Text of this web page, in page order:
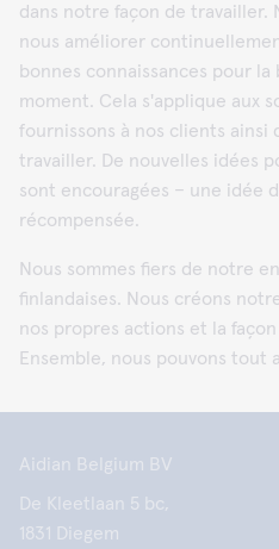
dans notre façon de travailler.
nous améliorer
bonnes connaissances pour
moment. Cela s'applique aux
fournissons à nos clients ainsi
travailler. De nouvelles idées
sont encouragées – une idée
récompensée.
Nous sommes fiers de notre
finlandaises. Nous créons
nos propres actions et la
Ensemble, nous pouvons tout
Aidian Belgium BV
De Kleetlaan 5 bc,
1831 Diegem